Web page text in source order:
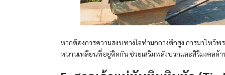
หากต้องการความสงบทางใจท่ามกลางตึกสูง การมาไหว้
หนานเหลียนที่อยู่ติดกัน ช่วยเสริมพลังบวกและสิริมงคลด้า